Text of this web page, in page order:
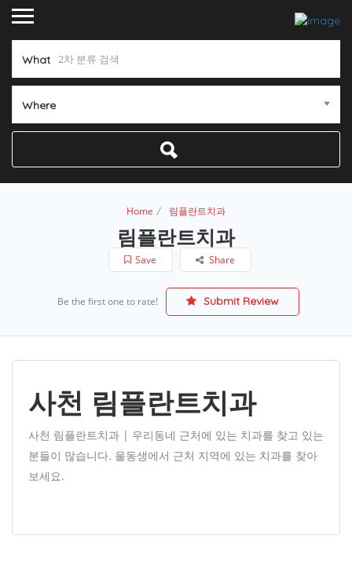
What
Where
Home 림플란트치과
림플란트치과
Save Share
Be the first one to rate! Submit Review
사천 림플란트치과
사천 림플란트치과 | 우리동네 근처에 있는 치과를 찾고 있는
분들이 많습니다. 울동생에서 근처 지역에 있는 치과를 찾아
보세요.